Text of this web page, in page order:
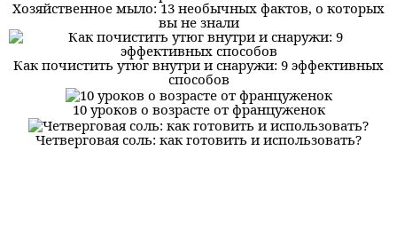
Хозяйственное мыло: 13 необычных фактов, о которых
вы не знали
Как почистить утюг внутри и снаружи: 9 эффективных
способов
10 уроков о возрасте от француженок
Четверговая соль: как готовить и использовать?